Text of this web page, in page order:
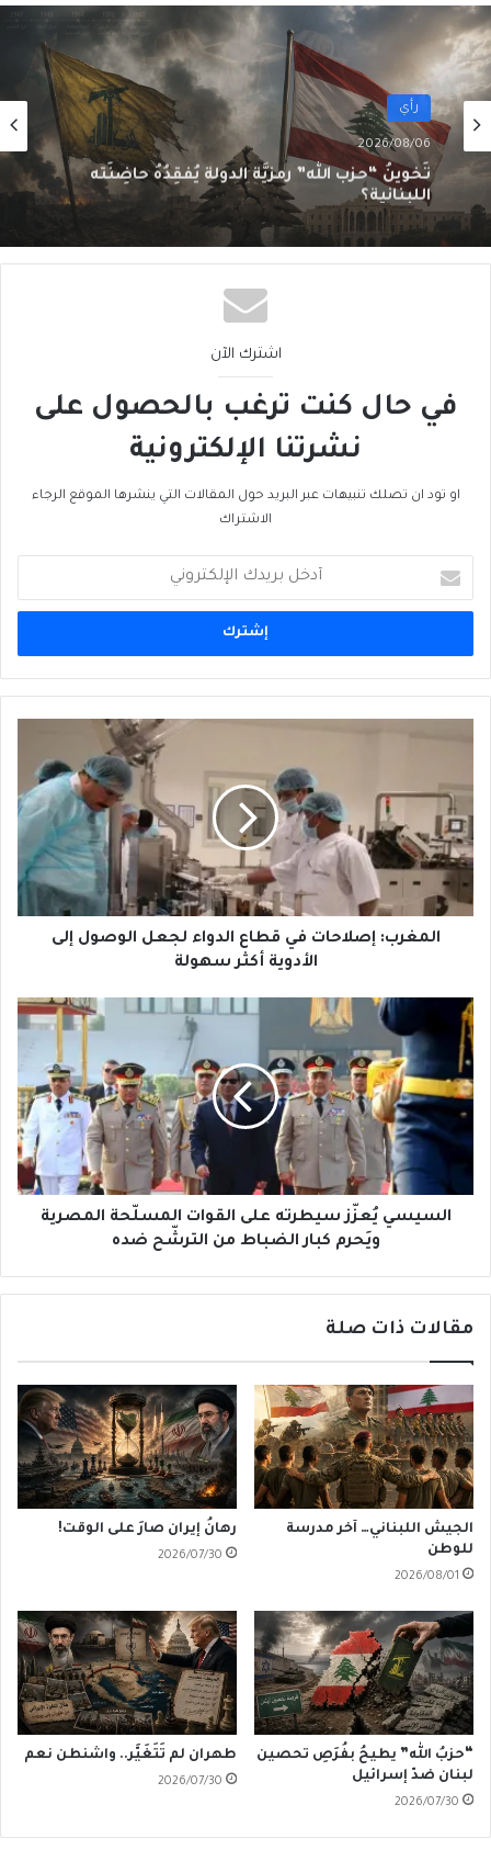
رأي
2026/08/06
سقوطُ “الأذرُع”: هل انتهى زمنُ الوكلاء؟
اشترك الآن
في حال كنت ترغب بالحصول على
نشرتنا الإلكترونية
او تود ان تصلك تنبيهات عبر البريد حول المقالات التي ينشرها الموقع الرجاء
الاشتراك
بريدك
الإلكتروني
قطاع
الدواء
لجعل
الوصول
إلى
الأدوية
المغرب: إصلاحات في قطاع الدواء لجعل الوصول إلى
الأدوية أكثر سهولة
السيسي
يُعزّز
سيطرته
على
القوات
المسلّحة
المصرية
كبار
الضباطالسيسي يُعزّز سيطرته على القوات المسلّحة المصرية
ويَحرم كبار الضباط من الترشّح ضده
مقالات ذات صلة
الجيش اللبناني… آخر مدرسة
للوطن
2026/08/01
رهانُ إيران صارَ على الوقت!
2026/07/30
“حزبُ الله” يطيحُ بفُرَصِ تحصين
لبنان ضدّ إسرائيل
2026/07/30
طهران لم تَتَغَيَّر.. واشنطن نعم
2026/07/30